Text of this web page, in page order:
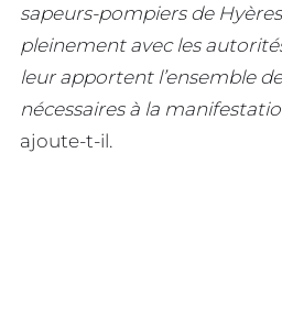
sapeurs-pompiers de
pleinement avec les
leur apportent l’ensemble
nécessaires à la
ajoute-t-il.